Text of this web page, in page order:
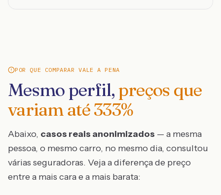
POR QUE COMPARAR VALE A PENA
Mesmo perfil, preços que
variam até333%
Abaixo, casos reais anonimizados — a mesma
pessoa, o mesmo carro, no mesmo dia, consultou
várias seguradoras. Veja a diferença de preço
entre a mais cara e a mais barata: